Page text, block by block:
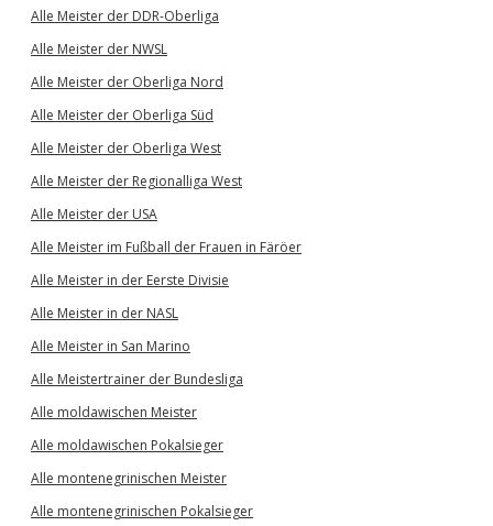
Alle Meister der DDR-Oberliga
Alle Meister der NWSL
Alle Meister der Oberliga Nord
Alle Meister der Oberliga Süd
Alle Meister der Oberliga West
Alle Meister der Regionalliga West
Alle Meister der USA
Alle Meister im Fußball der Frauen in Färöer
Alle Meister in der Eerste Divisie
Alle Meister in der NASL
Alle Meister in San Marino
Alle Meistertrainer der Bundesliga
Alle moldawischen Meister
Alle moldawischen Pokalsieger
Alle montenegrinischen Meister
Alle montenegrinischen Pokalsieger